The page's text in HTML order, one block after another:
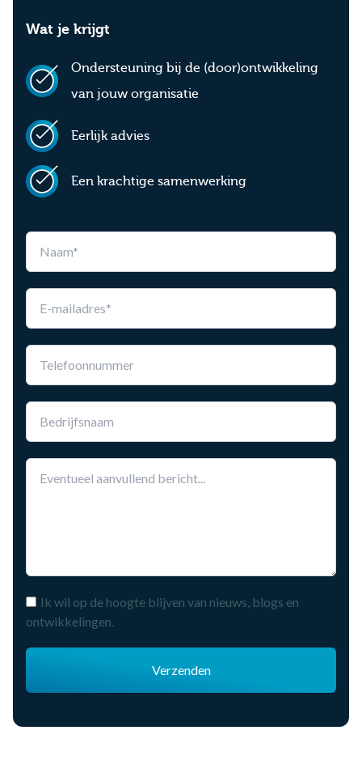
Wat je krijgt
Ondersteuning bij de (door)ontwikkeling
van jouw organisatie
Eerlijk advies
Een krachtige samenwerking
Leave
this
field
blank
Ik wil op de hoogte blijven van nieuws, blogs en
ontwikkelingen.
Verzenden